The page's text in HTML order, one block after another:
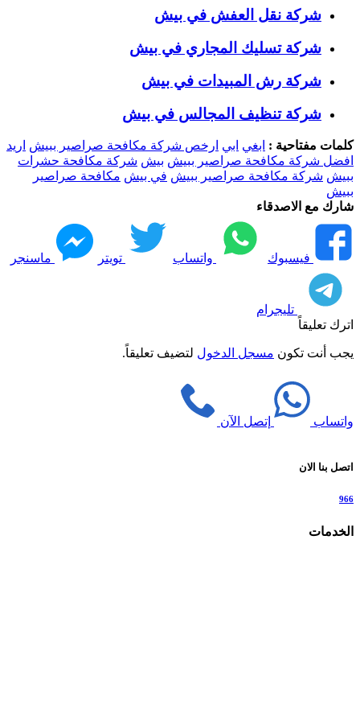
شركة نقل العفش في بيش
شركة تسليك المجاري في بيش
شركة رش المبيدات في بيش
شركة تنظيف المجالس في بيش
كلمات مفتاحية : ابغي ابي ارخص شركة مكافحة صراصير ببيش اريد
افضل شركة مكافحة صراصير ببيش بيش شركة مكافحة حشرات
ببيش شركة مكافحة صراصير ببيش في بيش مكافحة صراصير
ببيش
شارك مع الاصدقاء
فيسبوك واتساب تويتر ماسنجر
تليجرام
اترك تعليقاً
يجب أنت تكون مسجل الدخول لتضيف تعليقاً.
واتساب إتصل الآن
اتصل بنا الان
966
الخدمات